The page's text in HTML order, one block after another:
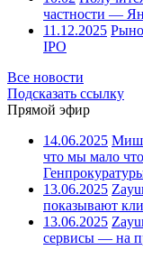
частности —
11.12.2025
IPO
Все новости
Подсказать ссылку
Прямой эфир
14.06.2025
что мы мало
13.06.2025
показывают
13.06.2025
сервисы — на